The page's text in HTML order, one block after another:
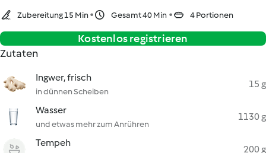
Zubereitung 15 Min Gesamt 40 Min 4 Portionen
Kostenlos registrieren
Zutaten
Ingwer, frisch
in dünnen Scheiben
15 g
Wasser
und etwas mehr zum Anrühren
1130 g
Tempeh
200 g